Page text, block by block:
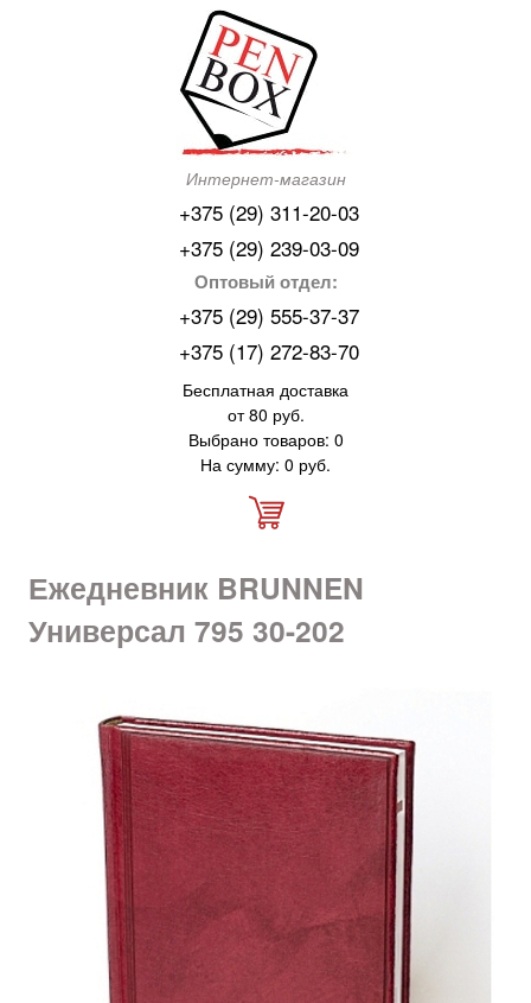
Интернет-магазин
+375 (29) 311-20-03
+375 (29) 239-03-09
Оптовый отдел:
+375 (29) 555-37-37
+375 (17) 272-83-70
Бесплатная доставка
от 80 руб.
Выбрано товаров: 0
На сумму: 0 руб.
Ежедневник BRUNNEN
Универсал 795 30-202